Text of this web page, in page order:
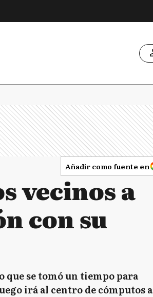
Añadir como fuente en
vecinos a
con su
se tomó un tiempo para
irá al centro de cómputos a